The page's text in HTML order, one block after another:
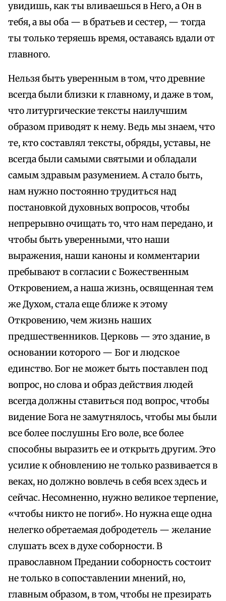
увидишь, как ты вливаешься в Него, а Он в
тебя, а вы оба — в братьев и сестер, — тогда
ты только теряешь время, оставаясь вдали от
главного.
Нельзя быть уверенным в том, что древние
всегда были близки к главному, и даже в том,
что литургические тексты наилучшим
образом приводят к нему. Ведь мы знаем, что
те, кто составлял тексты, обряды, уставы, не
всегда были самыми святыми и обладали
самым здравым разумением. А стало быть,
нам нужно постоянно трудиться над
постановкой духовных вопросов, чтобы
непрерывно очищать то, что нам передано, и
чтобы быть уверенными, что наши
выражения, наши каноны и комментарии
пребывают в согласии с Божественным
Откровением, а наша жизнь, освященная тем
же Духом, стала еще ближе к этому
Откровению, чем жизнь наших
предшественников. Церковь — это здание, в
основании которого — Бог и людское
единство. Бог не может быть поставлен под
вопрос, но слова и образ действия людей
всегда должны ставиться под вопрос, чтобы
видение Бога не замутнялось, чтобы мы были
все более послушны Его воле, все более
способны выразить ее и открыть другим. Это
усилие к обновлению не только развивается в
веках, но должно вовлечь в себя всех здесь и
сейчас. Несомненно, нужно великое терпение,
«чтобы никто не погиб». Но нужна еще одна
нелегко обретаемая добродетель — желание
слушать всех в духе соборности. В
православном Предании соборность состоит
не только в сопоставлении мнений, но,
главным образом, в том, чтобы не презирать